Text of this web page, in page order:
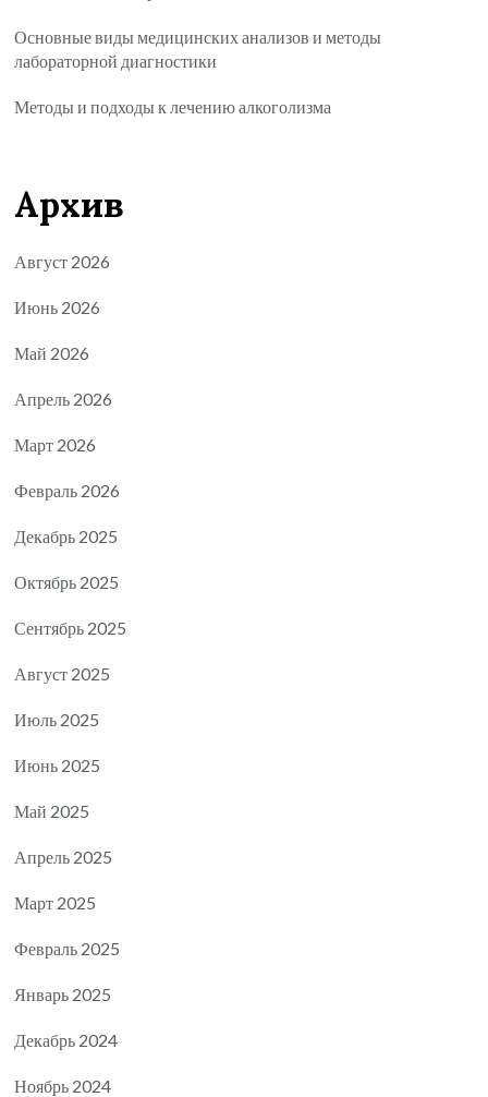
Основные виды медицинских анализов и методы
лабораторной диагностики
Методы и подходы к лечению алкоголизма
Архив
Август 2026
Июнь 2026
Май 2026
Апрель 2026
Март 2026
Февраль 2026
Декабрь 2025
Октябрь 2025
Сентябрь 2025
Август 2025
Июль 2025
Июнь 2025
Май 2025
Апрель 2025
Март 2025
Февраль 2025
Январь 2025
Декабрь 2024
Ноябрь 2024